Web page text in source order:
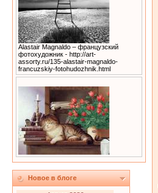
Alastair Magnaldo – французский
фотохудожник - http://art-
assorty.ru/135-alastair-magnaldo-
francuzskiy-fotohudozhnik.html
Новое в блоге